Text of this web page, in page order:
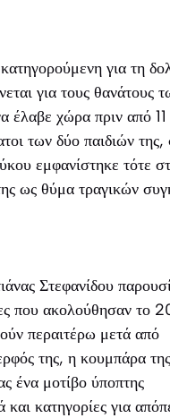
για τη
για τους θανάτους
έλαβε χώρα πριν από 11
των δύο παιδιών της,
εμφανίστηκε τότε
ως θύμα τραγικών
Στεφανίδου
που ακολούθησαν το
περαιτέρω μετά από
της, η κουμπάρα
ένα μοτίβο ύποπτης
κατηγορίες για